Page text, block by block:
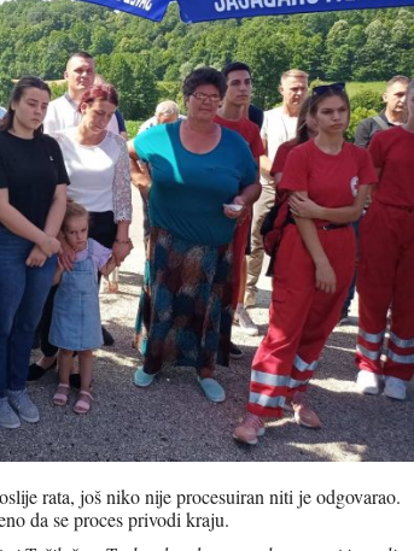
rata, još niko nije procesuiran niti je odgovarao.
da se proces privodi kraju.